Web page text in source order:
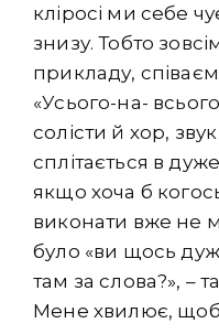
кліросі ми себе
знизу. Тобто
прикладу,
«Усього-на-
солісти й хор,
сплітається в
якщо хоча б
виконати вже не
було «ви щось
там за слова?», –
Мене хвилює, щоб